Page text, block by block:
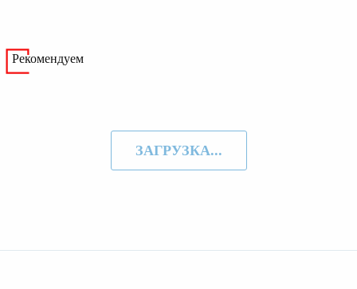
Рекомендуем
ЗАГРУЗКА...